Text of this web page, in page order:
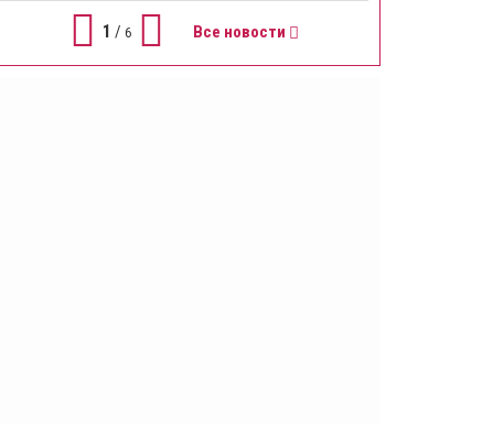
1 / 6 Все новости